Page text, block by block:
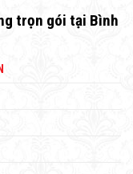
trọn gói tại Bình